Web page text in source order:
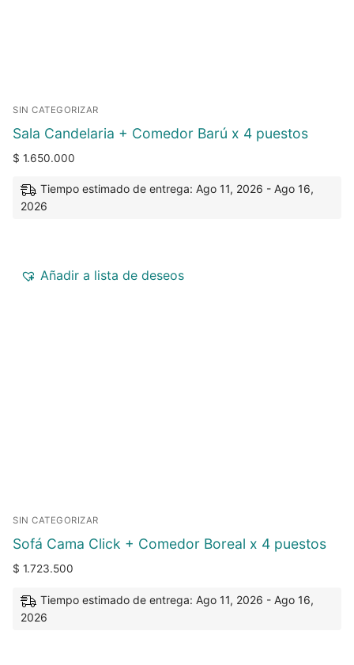
SIN CATEGORIZAR
Sala Candelaria + Comedor Barú x 4 puestos
$ 1.650.000
Tiempo estimado de entrega: Ago 11, 2026 - Ago 16,
2026
Añadir a lista de deseos
SIN CATEGORIZAR
Sofá Cama Click + Comedor Boreal x 4 puestos
$ 1.723.500
Tiempo estimado de entrega: Ago 11, 2026 - Ago 16,
2026